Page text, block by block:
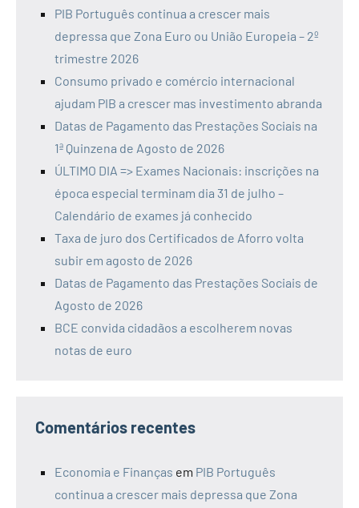
PIB Português continua a crescer mais
depressa que Zona Euro ou União Europeia – 2º
trimestre 2026
Consumo privado e comércio internacional
ajudam PIB a crescer mas investimento abranda
Datas de Pagamento das Prestações Sociais na
1ª Quinzena de Agosto de 2026
ÚLTIMO DIA => Exames Nacionais: inscrições na
época especial terminam dia 31 de julho –
Calendário de exames já conhecido
Taxa de juro dos Certificados de Aforro volta
subir em agosto de 2026
Datas de Pagamento das Prestações Sociais de
Agosto de 2026
BCE convida cidadãos a escolherem novas
notas de euro
Comentários recentes
Economia e Finanças em PIB Português
continua a crescer mais depressa que Zona